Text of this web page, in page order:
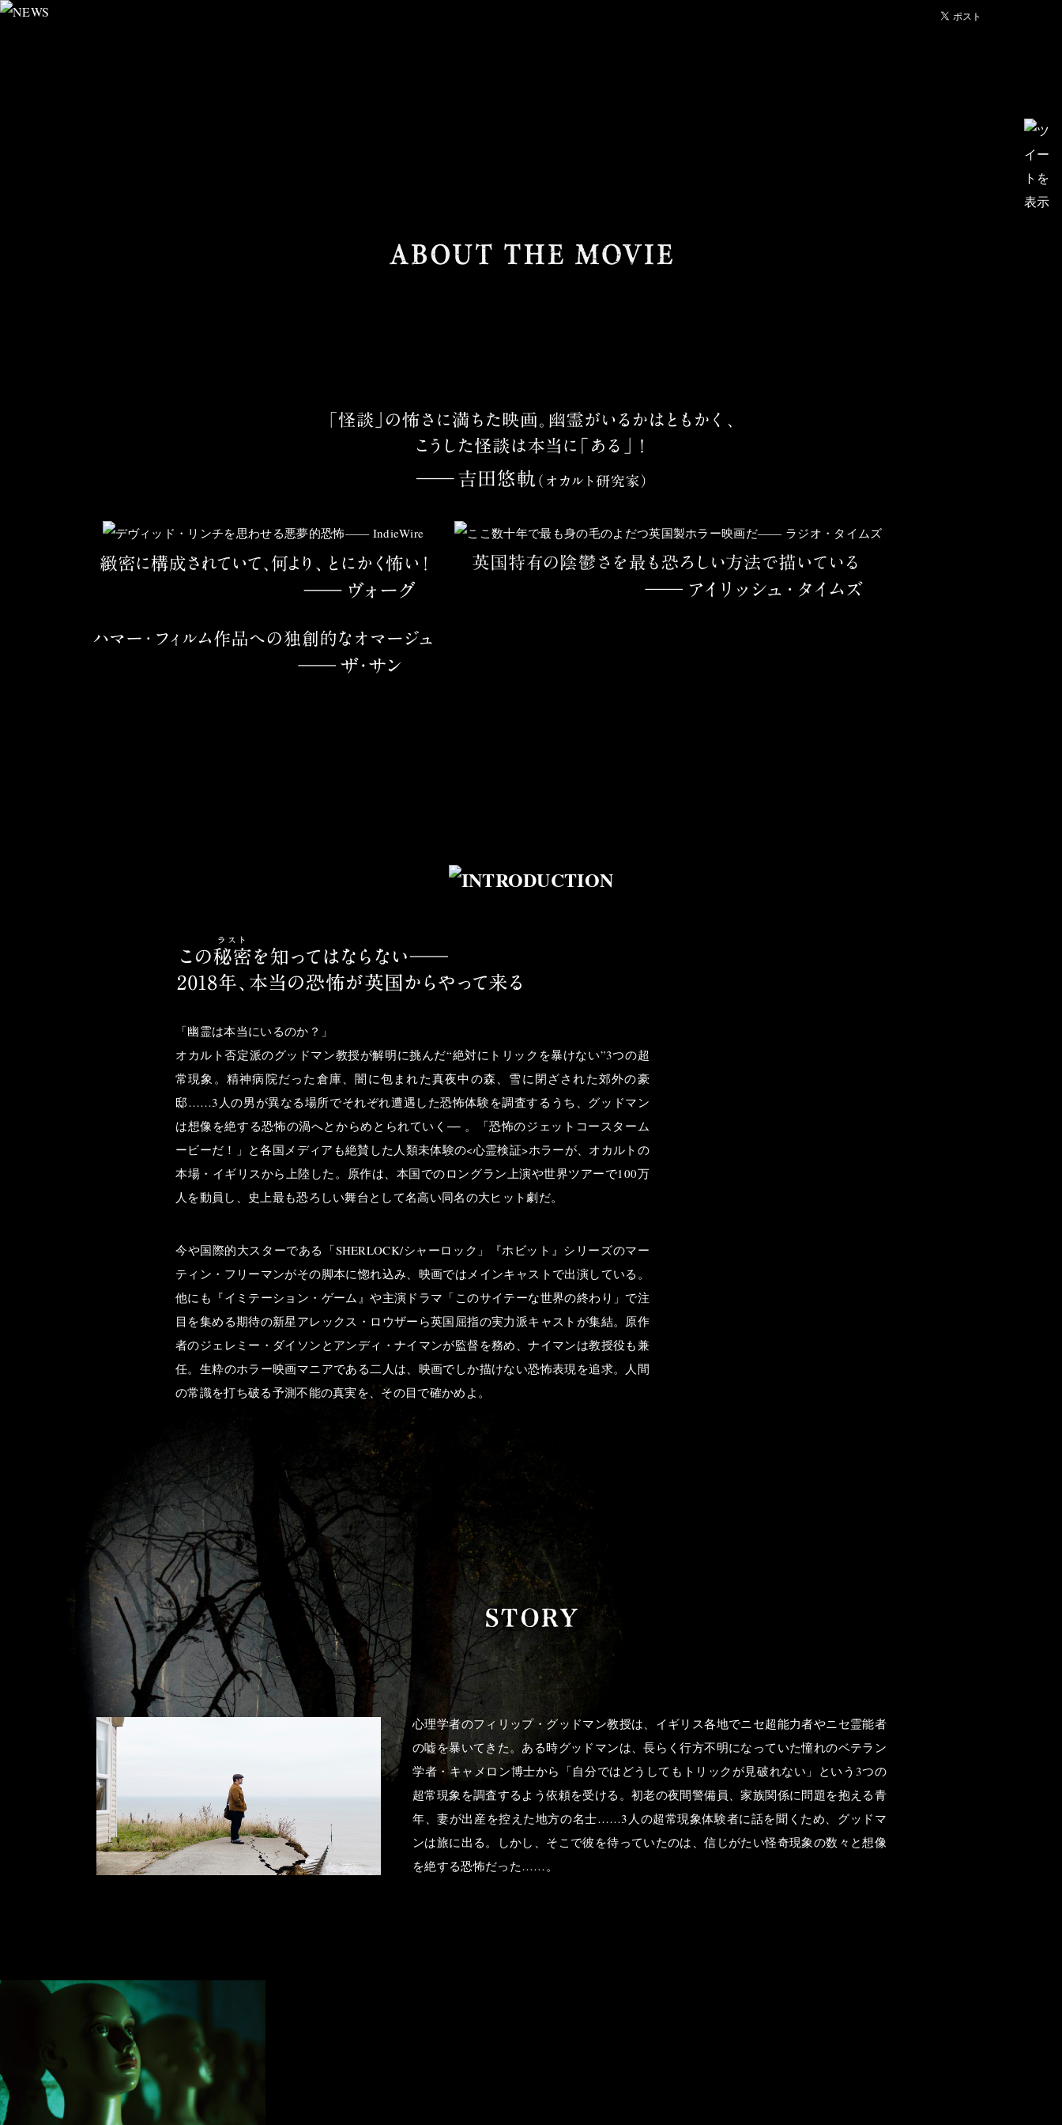
「幽霊は本当にいるのか？」
オカルト否定派のグッドマン教授が解明に挑んだ“絶対にトリックを暴けない”3つの超
常現象。精神病院だった倉庫、闇に包まれた真夜中の森、雪に閉ざされた郊外の豪
邸……3人の男が異なる場所でそれぞれ遭遇した恐怖体験を調査するうち、グッドマン
は想像を絶する恐怖の渦へとからめとられていく ──
。「恐怖のジェットコースターム
ービーだ！」と各国メディアも絶賛した人類未体験の<心霊検証>ホラーが、オカルトの
本場・イギリスから上陸した。原作は、本国でのロングラン上演や世界ツアーで100万
人を動員し、史上最も恐ろしい舞台として名高い同名の大ヒット劇だ。
今や国際的大スターである「SHERLOCK/シャーロック」『ホビット』シリーズのマー
ティン・フリーマンがその脚本に惚れ込み、映画ではメインキャストで出演している。
他にも『イミテーション・ゲーム』や主演ドラマ「このサイテーな世界の終わり」で注
目を集める期待の新星アレックス・ロウザーら英国屈指の実力派キャストが集結。原作
者のジェレミー・ダイソンとアンディ・ナイマンが監督を務め、ナイマンは教授役も兼
任。生粋のホラー映画マニアである二人は、映画でしか描けない恐怖表現を追求。人間
の常識を打ち破る予測不能の真実を、その目で確かめよ。
心理学者のフィリップ・グッドマン教授は、イギリス各地でニセ超能力者やニセ霊能者
の嘘を暴いてきた。ある時グッドマンは、長らく行方不明になっていた憧れのベテラン
学者・キャメロン博士から「自分ではどうしてもトリックが見破れない」という3つの
超常現象を調査するよう依頼を受ける。初老の夜間警備員、家族関係に問題を抱える青
年、妻が出産を控えた地方の名士……3人の超常現象体験者に話を聞くため、グッドマ
ンは旅に出る。しかし、そこで彼を待っていたのは、信じがたい怪奇現象の数々と想像
を絶する恐怖だった……。